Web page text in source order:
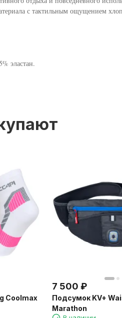
с тактильным ощущением
эластан.
Coolmax
7 500 ₽
Подсумок KV+
Marathon